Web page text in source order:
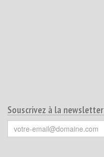
Souscrivez à la newsletter
Votre
email